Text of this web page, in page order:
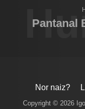
Pantanal
Nor naiz?
Copyright © 2026